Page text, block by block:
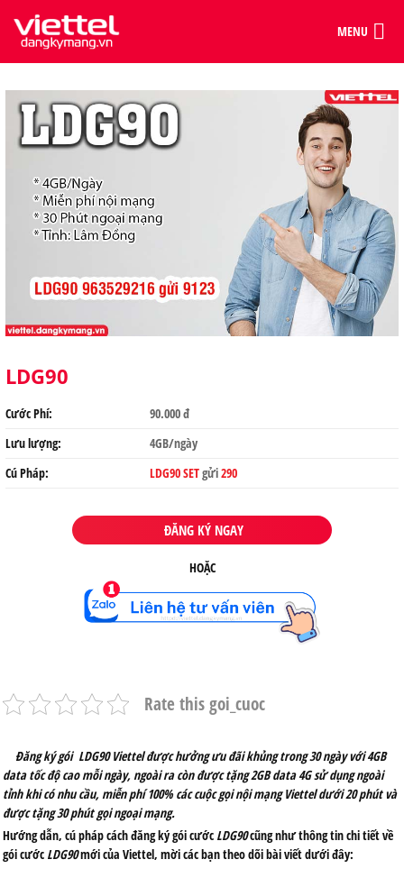
MENU
LDG90
Cước Phí:
90.000 đ
Lưu lượng:
4GB/ngày
Cú Pháp:
LDG90 SETgửi290
ĐĂNG KÝ NGAY
HOẶC
Rate this goi_cuoc
Đăng ký gói LDG90 Viettel được hưởng ưu đãi khủng trong 30 ngày với 4GB
data tốc độ cao mỗi ngày, ngoài ra còn được tặng 2GB data 4G sử dụng ngoài
tỉnh khi có nhu cầu, miễn phí 100% các cuộc gọi nội mạng Viettel dưới 20 phút và
được tặng 30 phút gọi ngoại mạng.
Hướng dẫn, cú pháp cách đăng ký gói cước LDG90cũng như thông tin chi tiết về
gói cước LDG90mới của Viettel, mời các bạn theo dõi bài viết dưới đây: